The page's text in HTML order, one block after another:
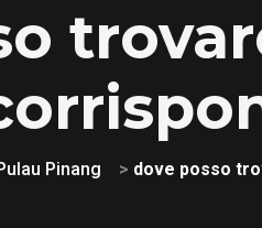
Pinang > dove posso